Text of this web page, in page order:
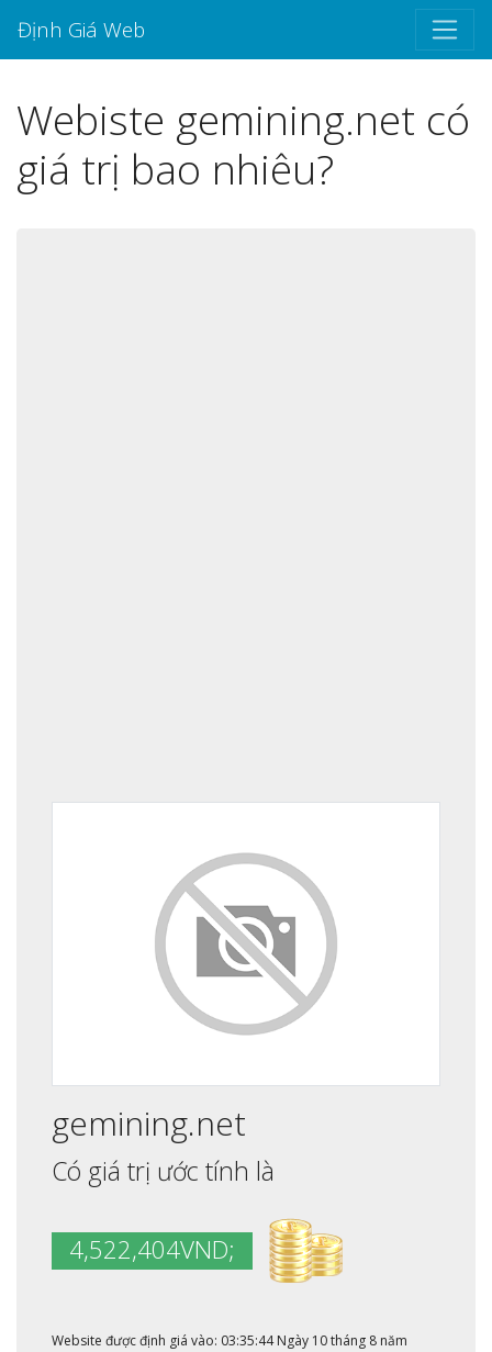
Định Giá Web
Webiste gemining.net có
giá trị bao nhiêu?
gemining.net
Có giá trị ước tính là
4,522,404VND;
Website được định giá vào: 03:35:44 Ngày 10 tháng 8 năm